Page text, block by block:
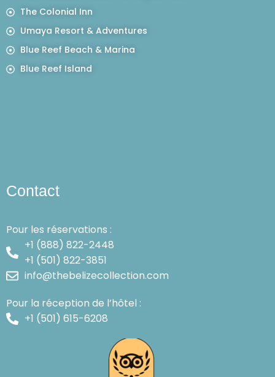
The Colonial Inn
Umaya Resort & Adventures
Blue Reef Beach & Marina
Blue Reef Island
Contact
Pour les réservations :
+1 (888) 822-2448
+1 (501) 822-3851
info@thebelizecollection.com
Pour la réception de l’hôtel :
+1 (501) 615-6208